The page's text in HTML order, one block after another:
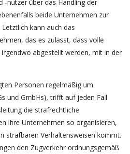
-nutzer über das Handling der
beide Unternehmen zur
kann auch das
das es zulässt, dass volle
abgestellt werden, mit in der
Personen regelmäßig um
und GmbHs), trifft auf jeden Fall
die strafrechtliche
ihre Unternehmen so organisieren,
strafbaren Verhaltensweisen kommt.
den Zugverkehr ordnungsgemäß